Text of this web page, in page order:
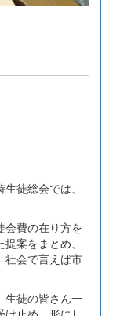
徒総会では、
費の在り方を
案をまとめ、
社会で言えば市
生徒の皆さん一